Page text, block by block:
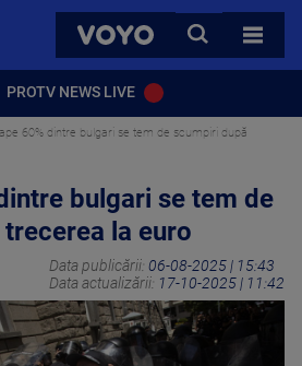
VOYO
CAUTA
TOATE
PROTV NEWS LIVE
60% dintre bulgari se tem de scumpiri după
bulgari se tem de
la euro
Data publicării: 06-08-2025 | 15:43
Data actualizării: 17-10-2025 | 11:42